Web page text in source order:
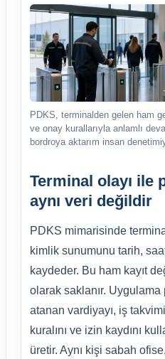
PDKS, terminalden gelen ham
ve onay kurallarıyla anlamlı
bordroya aktarım insan
Terminal olayı ile
aynı veri değildir
PDKS mimarisinde
kimlik sunumunu tarih,
kaydeder. Bu ham kayıt
olarak saklanır. Uygulama
atanan vardiyayı, iş
kuralını ve izin kaydını
üretir. Aynı kişi sabah